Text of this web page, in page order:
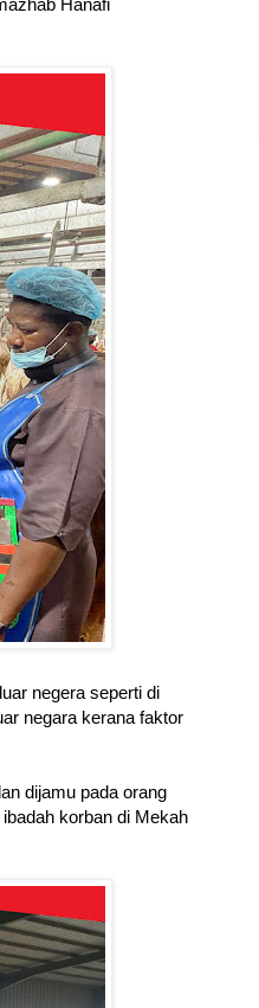
Hanafi
negera seperti di
negara kerana faktor
dijamu pada orang
korban di Mekah